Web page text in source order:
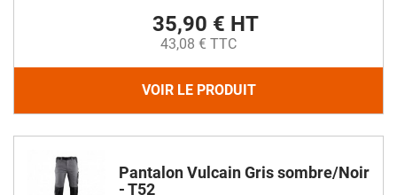
35,90 € HT
43,08 € TTC
VOIR LE PRODUIT
Pantalon Vulcain Gris sombre/Noir
- T52